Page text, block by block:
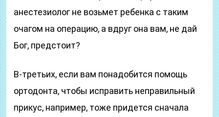
анестезиолог не возьмет ребенка с таким
очагом на операцию, а вдруг она вам, не дай
Бог, предстоит?
В-третьих, если вам понадобится помощь
ортодонта, чтобы исправить неправильный
прикус, например, тоже придется сначала